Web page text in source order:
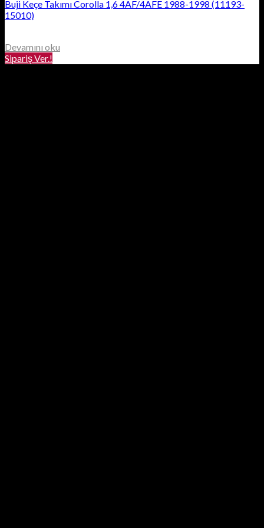
Buji Keçe Takımı Corolla 1,6 4AF/4AFE 1988-1998 (11193-
15010)
Devamını oku
Sipariş Ver.!